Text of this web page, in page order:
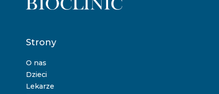
Strony
O nas
Dzieci
Lekarze